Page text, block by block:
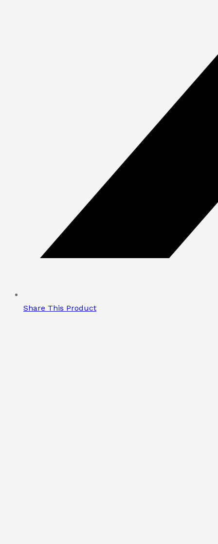
Share This Product